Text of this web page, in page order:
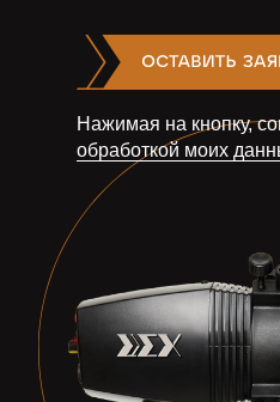
Нажимая на кнопку,
обработкой моих